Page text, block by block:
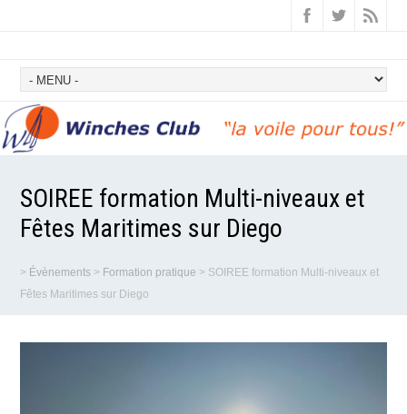
SOIREE formation Multi-niveaux et
Fêtes Maritimes sur Diego
> Évènements > Formation pratique > SOIREE formation Multi-niveaux et
Fêtes Maritimes sur Diego